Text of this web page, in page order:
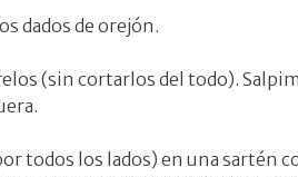
dados de orejón.
(sin cortarlos del todo).
todos los lados) en una sartén